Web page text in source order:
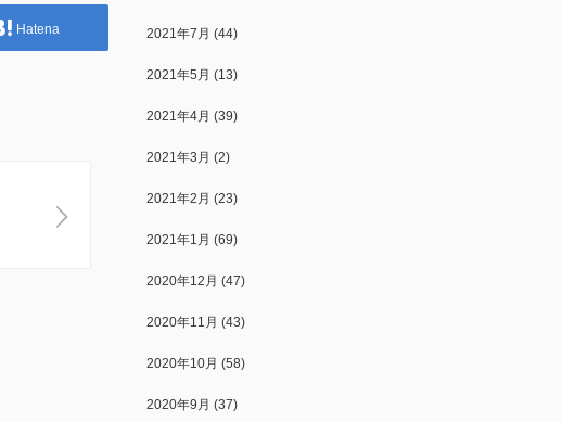
Hatena 2021年7月 (44)
2021年5月 (13)
2021年4月 (39)
2021年3月 (2)
2021年2月 (23)
2021年1月 (69)
2020年12月 (47)
2020年11月 (43)
2020年10月 (58)
2020年9月 (37)